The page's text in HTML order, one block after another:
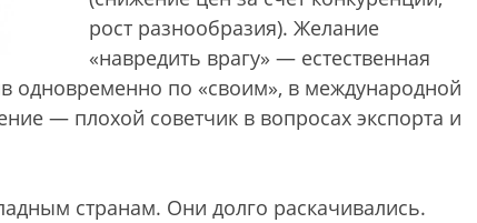
рост разнообразия). Желание
«навредить врагу» — естественная
одновременно по «своим», в международной
— плохой советчик в вопросах экспорта и
странам. Они долго раскачивались.